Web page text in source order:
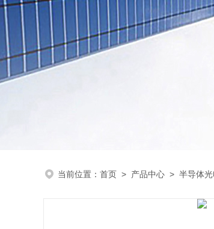
当前位置： 首页 > 产品中心 > 半导体